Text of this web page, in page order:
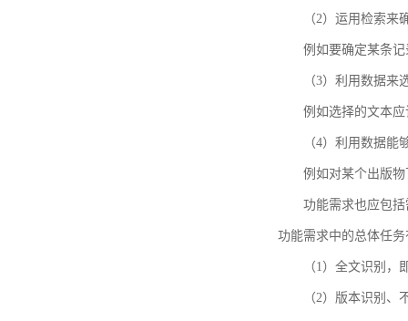
（2）运用检索来
例如要确定某条
（3）利用数据来
例如选择的文本
（4）利用数据能
例如对某个出版
功能需求也应包括
功能需求中的总体任
（1）全文识别
（2）版本识别、